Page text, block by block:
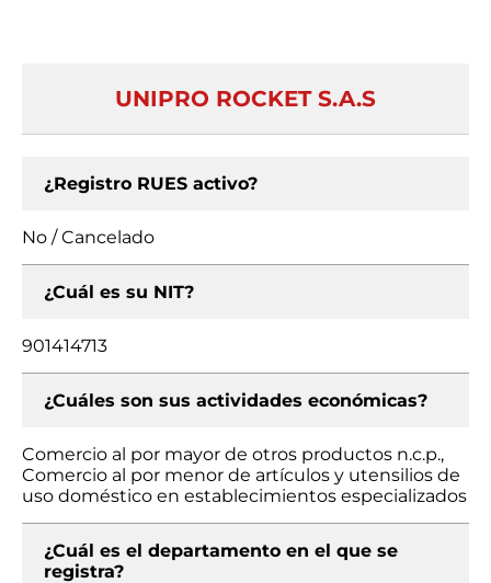
UNIPRO ROCKET S.A.S
¿Registro RUES activo?
No / Cancelado
¿Cuál es su NIT?
901414713
¿Cuáles son sus actividades económicas?
Comercio al por mayor de otros productos n.c.p.,
Comercio al por menor de artículos y utensilios de
uso doméstico en establecimientos especializados
¿Cuál es el departamento en el que se
registra?